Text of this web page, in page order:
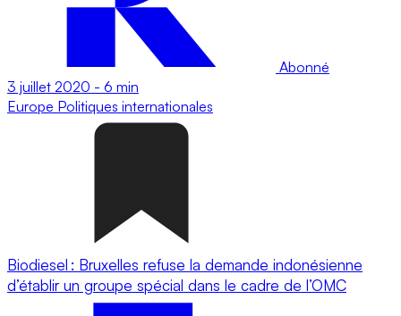
Abonné
3 juillet 2020 - 6 min
Europe Politiques internationales
Biodiesel : Bruxelles refuse la demande indonésienne
d’établir un groupe spécial dans le cadre de l’OMC